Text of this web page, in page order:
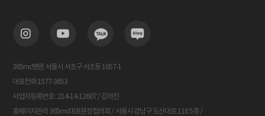
365mc병원 서울시 서초구 서초동 1657-1
대표전화 1577-3653
사업자등록번호 : 214-14-12607 / 김하진
홈페이지관리 365mc대표원장협의회 / 서울시 강남구 도산대로 118 5층 /